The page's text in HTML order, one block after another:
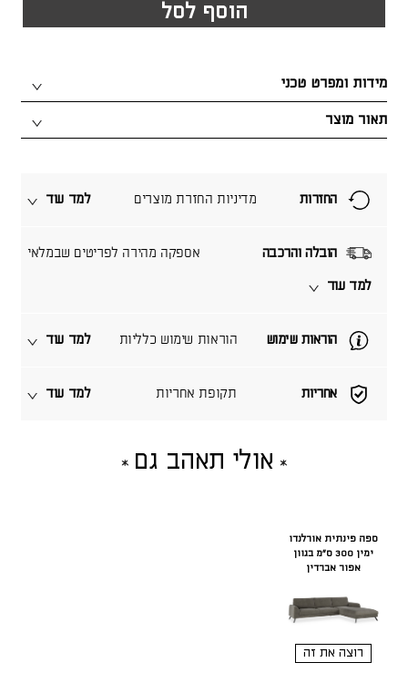
הוסף לסל
תאור מוצר
מידות ומפרט טכני
אחריות תקופת אחריות למד עוד
הוראות שימוש הוראות שימוש כלליות למד עוד
הובלה והרכבה אספקה מהירה לפריטים שבמלאי
למד עוד
החזרות מדיניות החזרת מוצרים למד עוד
אולי תאהב גם
ספה פינתית אורלנדו
ימין 300 ס"מ בגוון
אפור אברדין
רוצה את זה